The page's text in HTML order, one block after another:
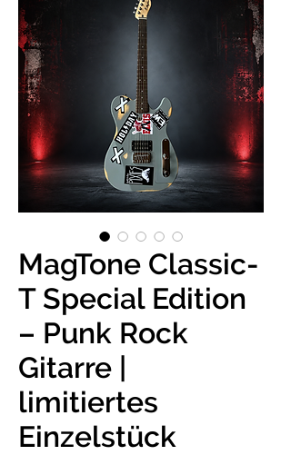
MagTone Classic-
T Special Edition
– Punk Rock
Gitarre |
limitiertes
Einzelstück